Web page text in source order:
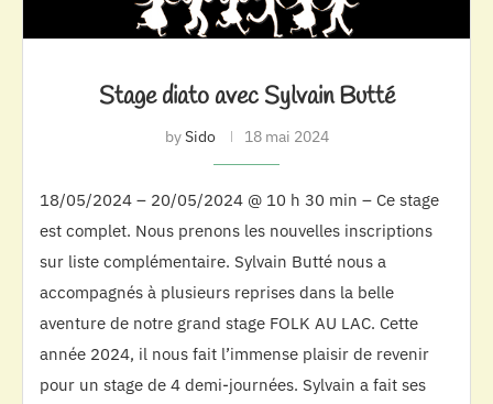
Stage diato avec Sylvain Butté
bySido 18 mai 2024
18/05/2024 – 20/05/2024 @ 10 h 30 min – Ce stage
est complet. Nous prenons les nouvelles inscriptions
sur liste complémentaire. Sylvain Butté nous a
accompagnés à plusieurs reprises dans la belle
aventure de notre grand stage FOLK AU LAC. Cette
année 2024, il nous fait l’immense plaisir de revenir
pour un stage de 4 demi-journées. Sylvain a fait ses